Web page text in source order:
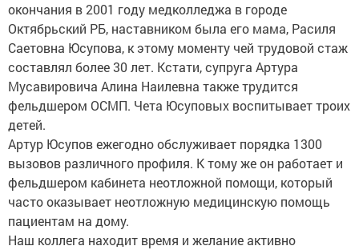
окончания в 2001 году медколледжа в городе
Октябрьский РБ, наставником была его мама, Расиля
Саетовна Юсупова, к этому моменту чей трудовой стаж
составлял более 30 лет. Кстати, супруга Артура
Мусавировича Алина Наилевна также трудится
фельдшером ОСМП. Чета Юсуповых воспитывает троих
детей.
Артур Юсупов ежегодно обслуживает порядка 1300
вызовов различного профиля. К тому же он работает и
фельдшером кабинета неотложной помощи, который
часто оказывает неотложную медицинскую помощь
пациентам на дому.
Наш коллега находит время и желание активно